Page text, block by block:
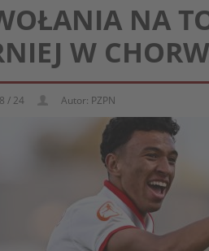
NA
W
/ 24 Autor: PZPN